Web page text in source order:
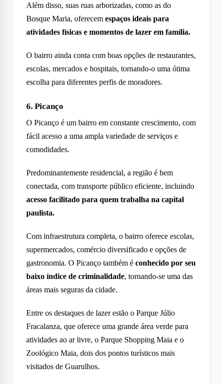
Além disso, suas ruas arborizadas, como as do
Bosque Maria, oferecem espaços ideais para
atividades físicas e momentos de lazer em família.
O bairro ainda conta com boas opções de restaurantes,
escolas, mercados e hospitais, tornando-o uma ótima
escolha para diferentes perfis de moradores.
6. Picanço
O Picanço é um bairro em constante crescimento, com
fácil acesso a uma ampla variedade de serviços e
comodidades.
Predominantemente residencial, a região é bem
conectada, com transporte público eficiente, incluindo
acesso facilitado para quem trabalha na capital
paulista.
Com infraestrutura completa, o bairro oferece escolas,
supermercados, comércio diversificado e opções de
gastronomia. O Picanço também é conhecido por seu
baixo índice de criminalidade, tornando-se uma das
áreas mais seguras da cidade.
Entre os destaques de lazer estão o Parque Júlio
Fracalanza, que oferece uma grande área verde para
atividades ao ar livre, o Parque Shopping Maia e o
Zoológico Maia, dois dos pontos turísticos mais
visitados de Guarulhos.